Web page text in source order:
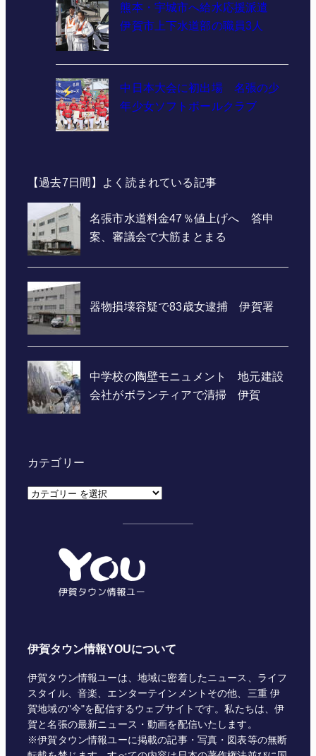
熊本・宇城市へ給水応援派遣
伊賀市上下水道部の職員3人
中日本大会に初出場 名張の少
年少女ソフトボールクラブ
【過去7日間】よく読まれている記事
カテゴリー
カ
伊賀タウン情報YOUについて
伊賀タウン情報ユーは、地域に密着したニュース、ライフ
スタイル、音楽、エンターテインメントその他、三重 伊
賀地域の"今"を配信するウェブサイトです。私たちは、伊
賀と名張の最新ニュース・動画を配信いたします。
※伊賀タウン情報ユーに掲載の記事・写真・図表等の無断